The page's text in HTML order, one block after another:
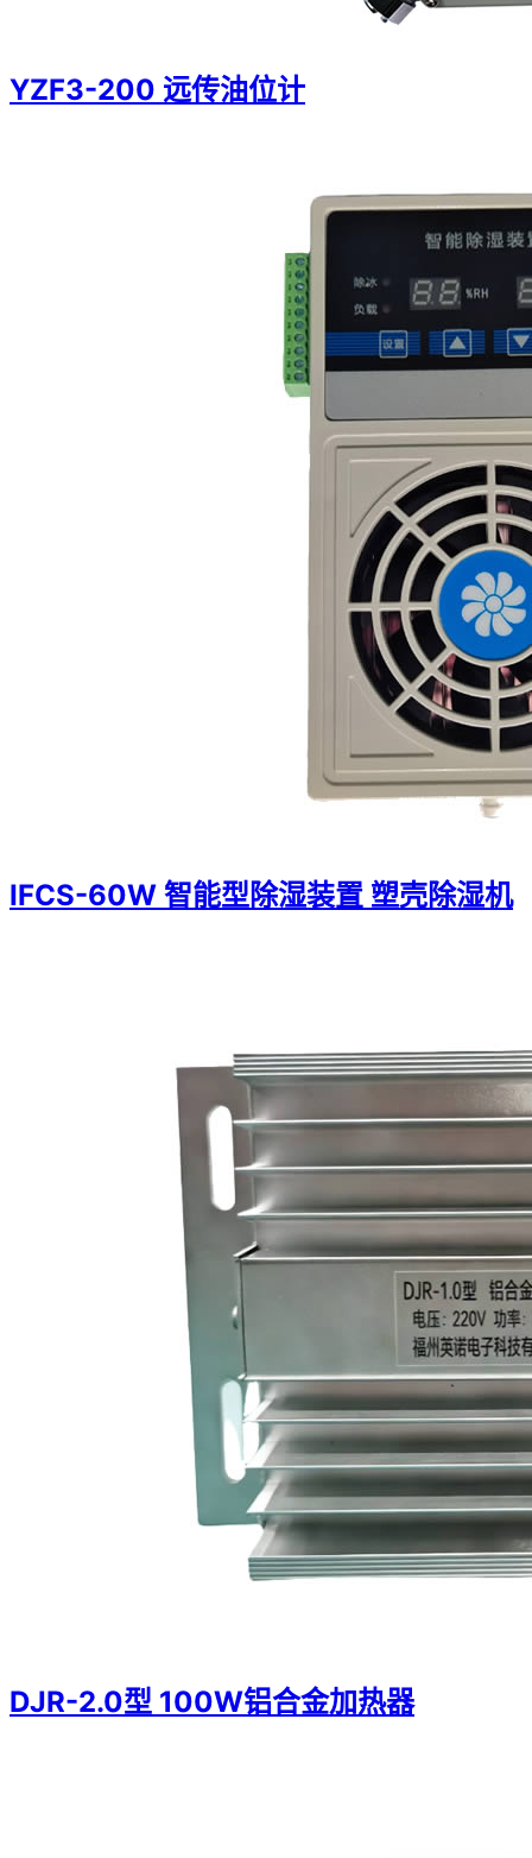
YZF3-200 远传油位计
IFCS-60W 智能型除湿装置 塑壳除湿机
DJR-2.0型 100W铝合金加热器